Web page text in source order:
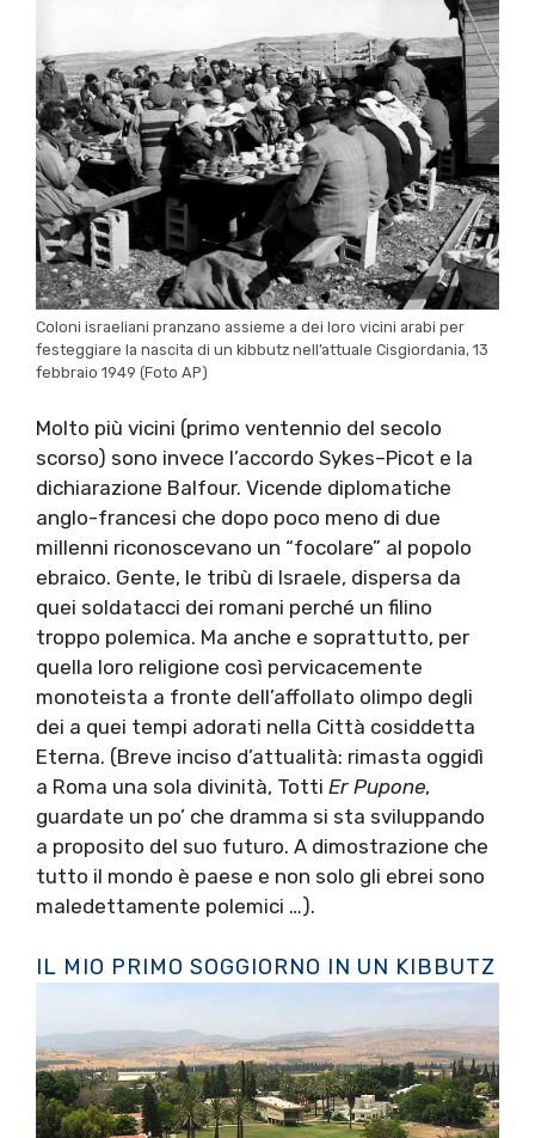
Coloni israeliani pranzano assieme a dei loro vicini arabi per
festeggiare la nascita di un kibbutz nell’attuale Cisgiordania, 13
febbraio 1949 (Foto AP)
Molto più vicini (primo ventennio del secolo
scorso) sono invece l’accordo Sykes–Picot e la
dichiarazione Balfour. Vicende diplomatiche
anglo-francesi che dopo poco meno di due
millenni riconoscevano un “focolare” al popolo
ebraico. Gente, le tribù di Israele, dispersa da
quei soldatacci dei romani perché un filino
troppo polemica. Ma anche e soprattutto, per
quella loro religione così pervicacemente
monoteista a fronte dell’affollato olimpo degli
dei a quei tempi adorati nella Città cosiddetta
Eterna. (Breve inciso d’attualità: rimasta oggidì
a Roma una sola divinità, Totti Er Pupone,
guardate un po’ che dramma si sta sviluppando
a proposito del suo futuro. A dimostrazione che
tutto il mondo è paese e non solo gli ebrei sono
maledettamente polemici …).
IL MIO PRIMO SOGGIORNO IN UN KIBBUTZ